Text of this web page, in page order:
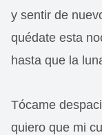
y sentir de
quédate esta
hasta que la
Tócame
quiero que mi